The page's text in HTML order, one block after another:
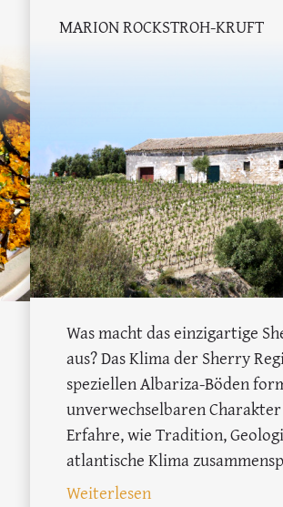
Kruste: Spanisches Rezept mit
MARION ROCKSTROH-KRUFT
Was macht das einzigartige
aus? Das Klima der Sherry
speziellen Albariza-Böden
unverwechselbaren Charakter
Erfahre, wie Tradition,
atlantische Klima
Weiterlesen: Die geheime